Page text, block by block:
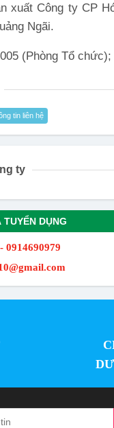
xuất Công ty CP
Ngãi.
(Phòng Tổ chức);
tin liên hệ
ty
TUYỂN DỤNG
0914690979